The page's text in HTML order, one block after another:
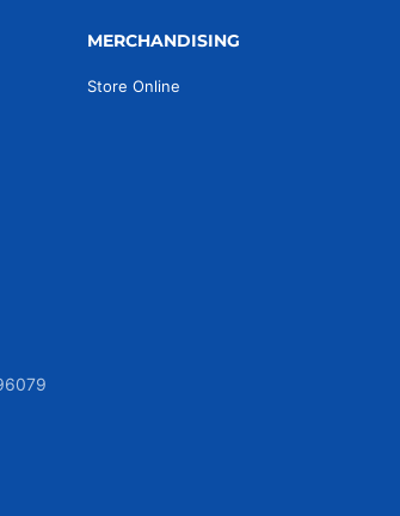
MERCHANDISING
Store Online